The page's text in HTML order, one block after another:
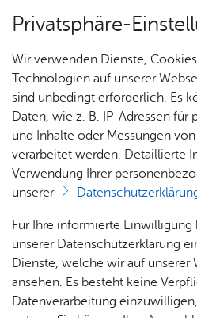
Heute
Orte
Kiosk
Alle Ver­an­stal­tun­gen an
Es wur­den keine
Kiosk See­per­le
Zep­pe­lin­stra­ße 255
Privatsphäre-
Wir verwenden Dienste,
Technologien auf unserer
sind unbedingt erforderlich. Es
Daten, wie z. B. IP-Adressen für
und Inhalte oder Messungen
verarbeitet werden. Detaillierte
Verwendung Ihrer
unserer
Für Ihre informierte Einwilligung
unserer Datenschutzerklärung
Dienste, welche wir auf unserer
ansehen. Es besteht keine
Datenverarbeitung